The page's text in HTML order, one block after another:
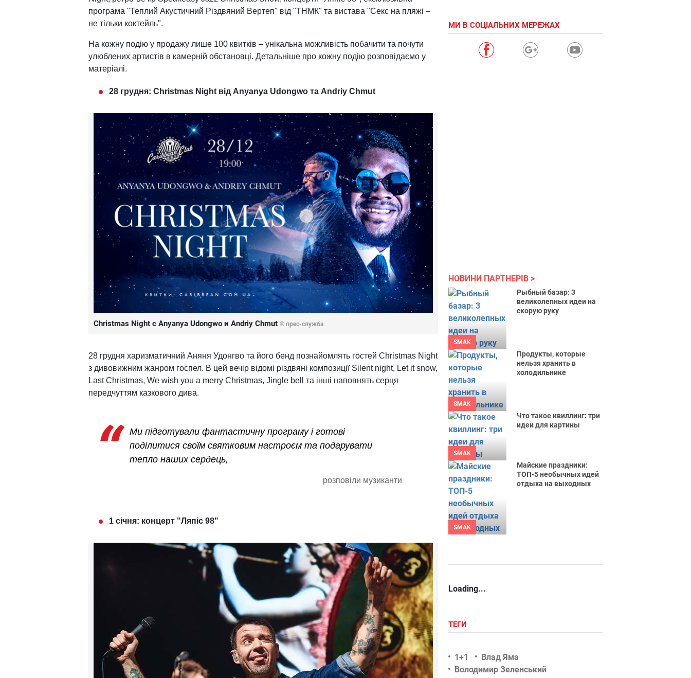
програма "Теплий Акустичний Різдвяний Вертеп" від "ТНМК" та вистава "Секс на пляжі –
не тільки коктейль".
На кожну подію у продажу лише 100 квитків – унікальна можливість побачити та почути
улюблених артистів в камерній обстановці. Детальніше про кожну подію розповідаємо у
матеріалі.
28 грудня: Christmas Night від Anyanya Udongwo та Andriy Chmut
Christmas Night с Anyanya Udongwo и Andriy Chmut © прес-служба
28 грудня харизматичний Аняня Удонгво та його бенд познайомлять гостей Christmas Night
з дивовижним жанром госпел. В цей вечір відомі різдвяні композиції Silent night, Let it snow,
Last Christmas, We wish you a merry Christmas, Jingle bell та інші наповнять серця
передчуттям казкового дива.
Ми підготували фантастичну програму і готові
поділитися своїм святковим настроєм та подарувати
тепло наших сердець,
розповіли музиканти
1 січня: концерт "Ляпіс 98"
МИ В СОЦІАЛЬНИХ МЕРЕЖАХ
НОВИНИ ПАРТНЕРІВ
SMAK
Рыбный базар: 3
великолепных идеи на
скорую руку
SMAK
Продукты, которые
нельзя хранить в
холодильнике
SMAK
Что такое квиллинг: три
идеи для картины
SMAK
Майские праздники:
ТОП-5 необычных идей
отдыха на выходных
Loading...
ТЕГИ
1+1
Влад Яма
Володимир Зеленський